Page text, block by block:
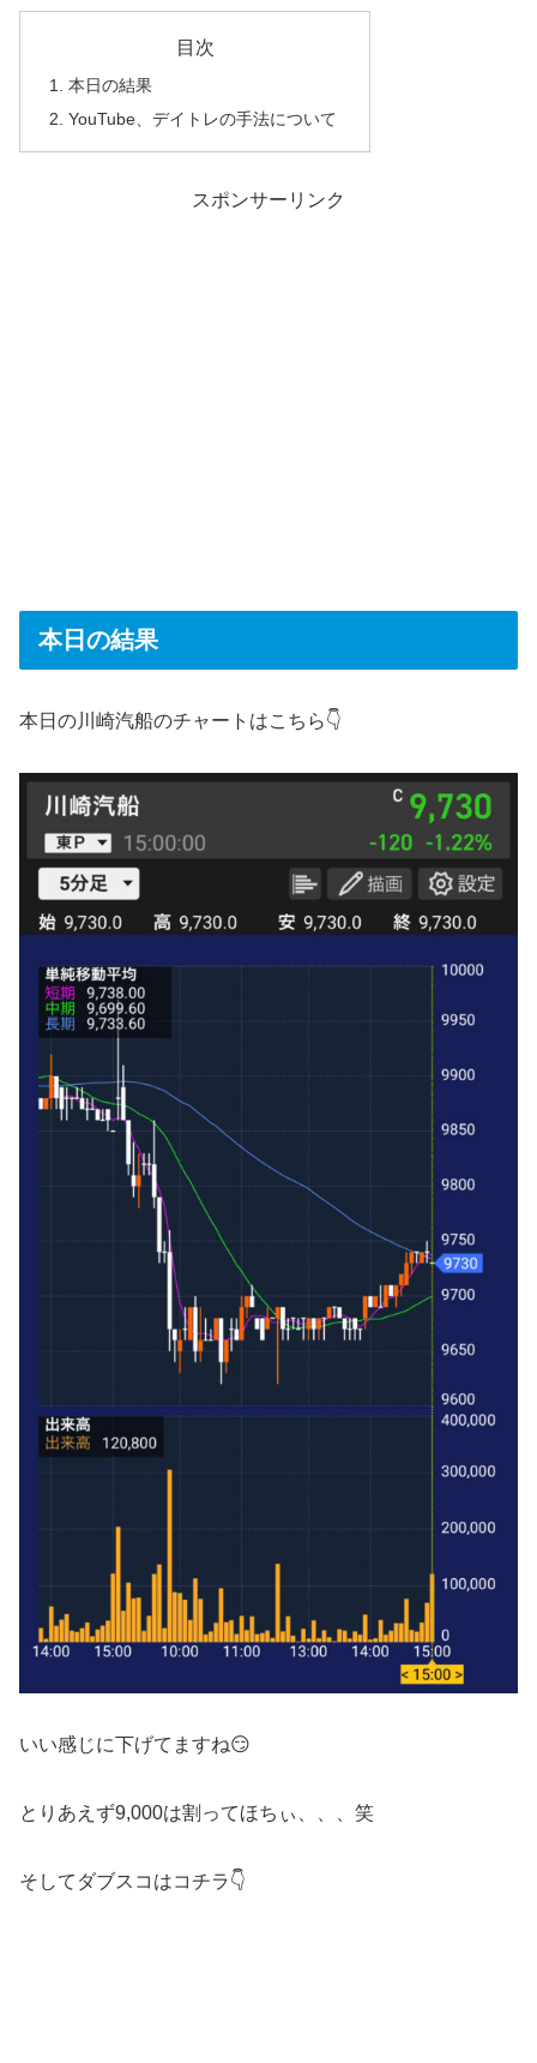
目次
本日の結果
YouTube、デイトレの手法について
スポンサーリンク
本日の結果
本日の川崎汽船のチャートはこちら👇
いい感じに下げてますね😏
とりあえず9,000は割ってほちぃ、、、笑
そしてダブスコはコチラ👇